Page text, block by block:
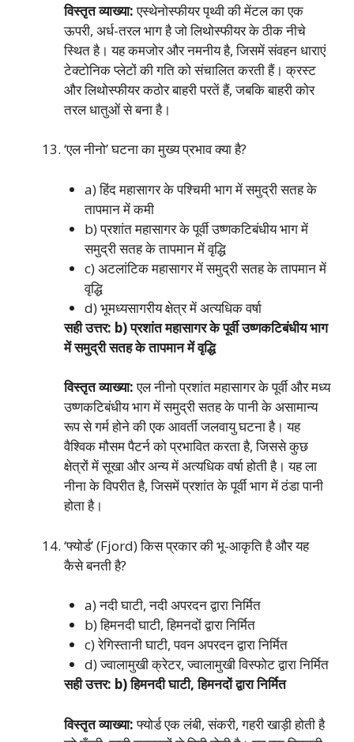
विस्तृत व्याख्या:एस्थेनोस्फीयर पृथ्वी की मेंटल का एक
ऊपरी, अर्ध-तरल भाग है जो लिथोस्फीयर के ठीक नीचे
स्थित है। यह कमजोर और नमनीय है, जिसमें संवहन धाराएं
टेक्टोनिक प्लेटों की गति को संचालित करती हैं। क्रस्ट
और लिथोस्फीयर कठोर बाहरी परतें हैं, जबकि बाहरी कोर
तरल धातुओं से बना है।
‘एल नीनो’ घटना का मुख्य प्रभाव क्या है?
a) हिंद महासागर के पश्चिमी भाग में समुद्री सतह के
तापमान में कमी
b) प्रशांत महासागर के पूर्वी उष्णकटिबंधीय भाग में
समुद्री सतह के तापमान में वृद्धि
c) अटलांटिक महासागर में समुद्री सतह के तापमान में
वृद्धि
d) भूमध्यसागरीय क्षेत्र में अत्यधिक वर्षा
सही उत्तर: b) प्रशांत महासागर के पूर्वी उष्णकटिबंधीय भाग
में समुद्री सतह के तापमान में वृद्धि
विस्तृत व्याख्या:एल नीनो प्रशांत महासागर के पूर्वी और मध्य
उष्णकटिबंधीय भाग में समुद्री सतह के पानी के असामान्य
रूप से गर्म होने की एक आवर्ती जलवायु घटना है। यह
वैश्विक मौसम पैटर्न को प्रभावित करता है, जिससे कुछ
क्षेत्रों में सूखा और अन्य में अत्यधिक वर्षा होती है। यह ला
नीना के विपरीत है, जिसमें प्रशांत के पूर्वी भाग में ठंडा पानी
होता है।
‘फ्योर्ड’ (Fjord) किस प्रकार की भू-आकृति है और यह
कैसे बनती है?
a) नदी घाटी, नदी अपरदन द्वारा निर्मित
b) हिमनदी घाटी, हिमनदों द्वारा निर्मित
c) रेगिस्तानी घाटी, पवन अपरदन द्वारा निर्मित
d) ज्वालामुखी क्रेटर, ज्वालामुखी विस्फोट द्वारा निर्मित
सही उत्तर: b) हिमनदी घाटी, हिमनदों द्वारा निर्मित
विस्तृत व्याख्या:फ्योर्ड एक लंबी, संकरी, गहरी खाड़ी होती है